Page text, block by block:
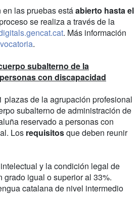
las pruebas estáabierto hasta el
se realiza a través de la
. Más información
.
subalterno de la
con discapacidad
plazas de la agrupación profesional
subalterno de administración de
reservado a personas con
Los requisitosque deben reunir
y la condición legal de
grado igual o superior al 33%.
catalana de nivel intermedio